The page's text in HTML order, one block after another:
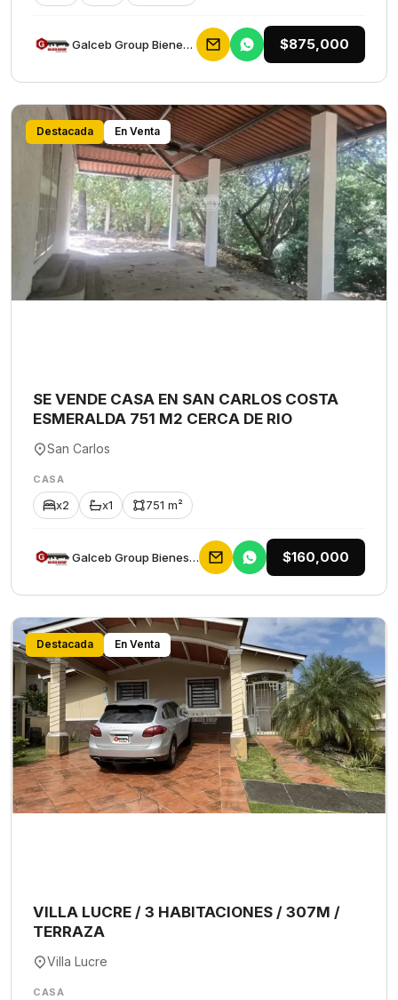
Galceb Group Bienes Raices $875,000
Destacada En Venta
SE VENDE CASA EN SAN CARLOS COSTA
ESMERALDA 751 M2 CERCA DE RIO
San Carlos
CASA
x2 x1 751 m²
Galceb Group Bienes Raices $160,000
Destacada En Venta
VILLA LUCRE / 3 HABITACIONES / 307M /
TERRAZA
Villa Lucre
CASA